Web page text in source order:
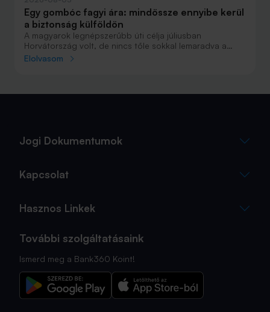
Egy gombóc fagyi ára: mindössze ennyibe kerül
a biztonság külföldön
A magyarok legnépszerűbb úti célja júliusban
Horvátország volt, de nincs tőle sokkal lemaradva a
júniust megnyerő Olaszország sem. A tengerparti
Elolvasom
Jogi Dokumentumok
Kapcsolat
Hasznos Linkek
További szolgáltatásaink
Ismerd meg a Bank360 Koint!